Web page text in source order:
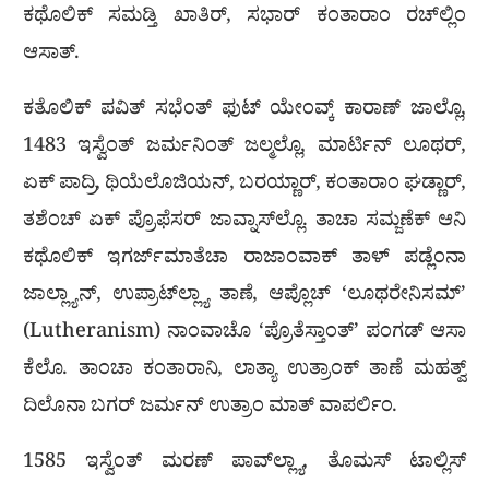
ಕಥೊಲಿಕ್ ಸಮಡ್ತಿ ಖಾತಿರ್, ಸಭಾರ್ ಕಂತಾರಾಂ ರಚ್‌ಲ್ಲಿಂ
ಆಸಾತ್.
ಕತೊಲಿಕ್‌ ಪವಿತ್‌ ಸಭೆಂತ್‌ ಫುಟ್‌ ಯೇಂವ್ಕ್‌ ಕಾರಾಣ್‌ ಜಾಲ್ಲೊ,
1483 ಇಸ್ವೆಂತ್ ಜರ್ಮನಿಂತ್ ಜಲ್ಮಲ್ಲೊ, ಮಾರ್ಟಿನ್ ಲೂಥರ್,
ಏಕ್ ಪಾದ್ರಿ, ಥಿಯೆಲೊಜಿಯನ್, ಬರಯ್ಣಾರ್, ಕಂತಾರಾಂ ಘಡ್ಣಾರ್,
ತಶೆಂಚ್ ಏಕ್ ಪ್ರೊಫೆಸರ್ ಜಾವ್ನಾಸ್‌ಲ್ಲೊ. ತಾಚಾ ಸಮ್ಜಣೆಕ್ ಆನಿ
ಕಥೊಲಿಕ್ ಇಗರ್ಜ್‌ಮಾತೆಚಾ ರಾಜಾಂವಾಕ್ ತಾಳ್ ಪಡ್ಲೆಂನಾ
ಜಾಲ್ಲ್ಯಾನ್, ಉಪ್ರಾಟ್‌ಲ್ಲ್ಯಾ ತಾಣೆ, ಆಪ್ಲೊಚ್ ‘ಲೂಥರೇನಿಸಮ್’
(Lutheranism) ನಾಂವಾಚೊ ‘ಪ್ರೊತೆಸ್ತಾಂತ್’ ಪಂಗಡ್ ಆಸಾ
ಕೆಲೊ. ತಾಂಚಾ ಕಂತಾರಾನಿ, ಲಾತ್ಯಾ ಉತ್ರಾಂಕ್ ತಾಣೆ ಮಹತ್ವ್
ದಿಲೊನಾ ಬಗರ್ ಜರ್ಮನ್ ಉತ್ರಾಂ ಮಾತ್ ವಾಪರ್ಲಿಂ.
1585 ಇಸ್ವೆಂತ್ ಮರಣ್ ಪಾವ್‌ಲ್ಲ್ಯಾ, ತೊಮಸ್ ಟಾಲ್ಲಿಸ್